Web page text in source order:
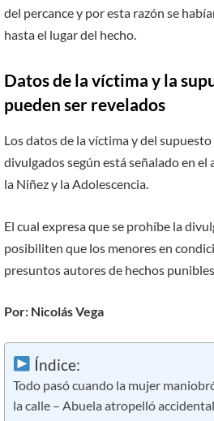
del percance y por esta razón se
hasta el lugar del hecho.
Datos de la víctima y la
pueden ser revelados
Los datos de la víctima y del
divulgados según está señalado en
la Niñez y la Adolescencia.
El cual expresa que se prohíbe la
posibiliten que los menores en
presuntos autores de hechos
Por: Nicolás Vega
Índice:
Todo pasó cuando la mujer
la calle – Abuela atropelló